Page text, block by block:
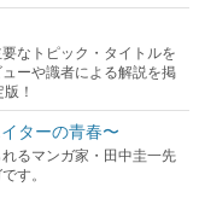
なトピック・タイトルを
ーや識者による解説を掲
！
ターの青春〜
るマンガ家・田中圭一先
す。